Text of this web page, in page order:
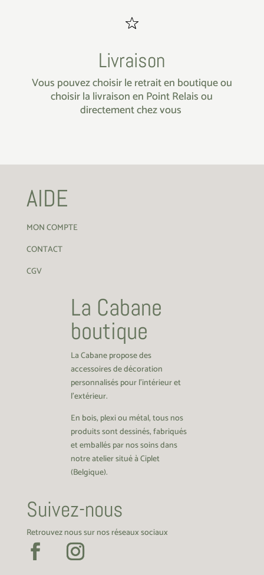
Livraison
Vous pouvez choisir le retrait en boutique ou
choisir la livraison en Point Relais ou
directement chez vous
AIDE
MON COMPTE
CONTACT
CGV
La Cabane
boutique
La Cabane propose des
accessoires de décoration
personnalisés pour l’intérieur et
l’extérieur.
En bois, plexi ou métal, tous nos
produits sont dessinés, fabriqués
et emballés par nos soins dans
notre atelier situé à Ciplet
(Belgique).
Suivez-nous
Retrouvez nous sur nos réseaux sociaux